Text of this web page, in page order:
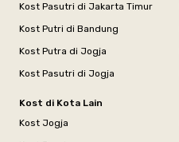
Kost Pasutri di Jakarta Timur
Kost Putri di Bandung
Kost Putra di Jogja
Kost Pasutri di Jogja
Kost di Kota Lain
Kost Jogja